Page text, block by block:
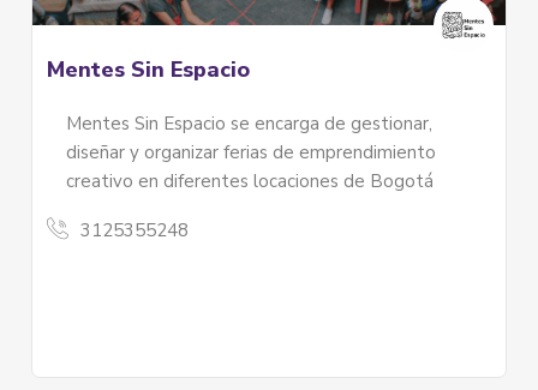
Mentes Sin Espacio
Mentes Sin Espacio se encarga de gestionar,
diseñar y organizar ferias de emprendimiento
creativo en diferentes locaciones de Bogotá
3125355248